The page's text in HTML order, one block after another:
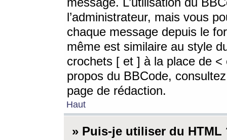
l’administrateur, mais vous
chaque message depuis le
même est similaire au style
crochets [ et ] à la place de <
propos du BBCode,
page de rédaction.
Haut
» Puis-je utiliser du HTML